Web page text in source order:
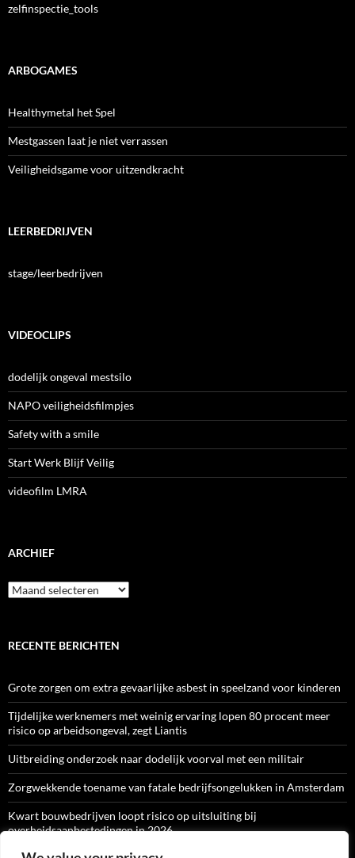
zelfinspectie_tools
ARBOGAMES
Healthymetal het Spel
Mestgassen laat je niet verrassen
Veiligheidsgame voor uitzendkracht
LEERBEDRIJVEN
stage/leerbedrijven
VIDEOCLIPS
dodelijk ongeval mestsilo
NAPO veiligheidsfilmpjes
Safety with a smile
Start Werk Blijf Veilig
videofilm LMRA
ARCHIEF
Archief
RECENTE BERICHTEN
Grote zorgen om extra gevaarlijke asbest in speelzand voor kinderen
Tijdelijke werknemers met weinig ervaring lopen 80 procent meer
risico op arbeidsongeval, zegt Liantis
Uitbreiding onderzoek naar dodelijk voorval met een militair
Zorgwekkende toename van fatale bedrijfsongelukken in Amsterdam
Kwart bouwbedrijven loopt risico op uitsluiting bij
overheidsaanbestedingen in 2026